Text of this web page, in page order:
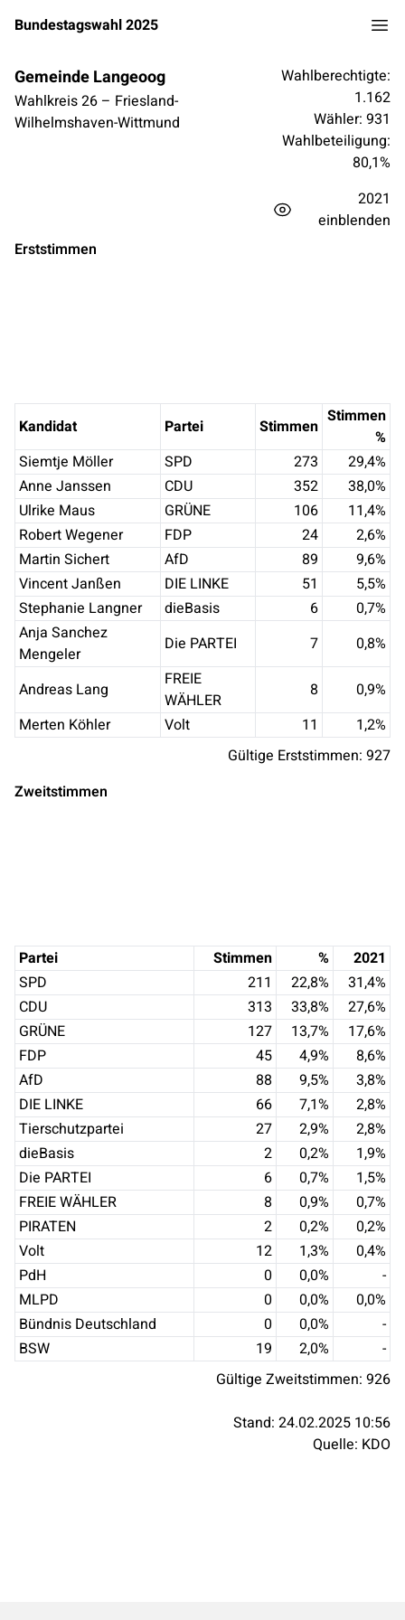
Bundestagswahl 2025
Gemeinde Langeoog
Wahlkreis26 – Friesland-
Wilhelmshaven-Wittmund
Wahlberechtigte:
1.162
Wähler: 931
Wahlbeteiligung:
80,1%
2021
einblenden
Erststimmen
Kandidat Partei Stimmen Stimmen
%
Siemtje Möller
SPD 273 29,4%
Anne Janssen
CDU 352 38,0%
Ulrike Maus
GRÜNE 106 11,4%
Robert Wegener
FDP 24 2,6%
Martin Sichert
AfD 89 9,6%
Vincent Janßen
DIE LINKE 51 5,5%
Stephanie Langner
dieBasis 6 0,7%
Anja Sanchez
Mengeler
Die PARTEI 7 0,8%
Andreas Lang
FREIE
WÄHLER
8 0,9%
Merten Köhler
Volt 11 1,2%
Gültige Erststimmen: 927
Zweitstimmen
Partei Stimmen %
2021
SPD
211 22,8% 31,4%
CDU
313 33,8% 27,6%
GRÜNE
127 13,7% 17,6%
FDP
45 4,9% 8,6%
AfD
88 9,5% 3,8%
DIE LINKE
66 7,1% 2,8%
Tierschutzpartei
27 2,9% 2,8%
dieBasis
2 0,2% 1,9%
Die PARTEI
6 0,7% 1,5%
FREIE WÄHLER
8 0,9% 0,7%
PIRATEN
2 0,2% 0,2%
Volt
12 1,3% 0,4%
PdH
0 0,0%
-
MLPD
0 0,0% 0,0%
Bündnis Deutschland
0 0,0%
-
BSW
19 2,0%
-
Gültige Zweitstimmen: 926
Stand: 24.02.2025 10:56
Quelle: KDO